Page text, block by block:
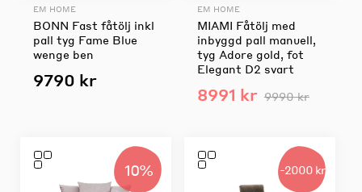
EM HOME
BONN Fast fåtölj inkl
pall tyg Fame Blue
wenge ben
9790 kr
EM HOME
MIAMI Fåtölj med
inbyggd pall manuell,
tyg Adore gold, fot
Elegant D2 svart
8991 kr 9990 kr
10% -2000 kr